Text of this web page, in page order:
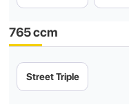
765 ccm
Street Triple